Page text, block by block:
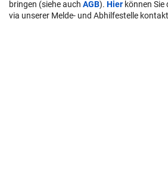
bringen (siehe auch AGB). Hier können
via unserer Melde- und Abhilfestelle